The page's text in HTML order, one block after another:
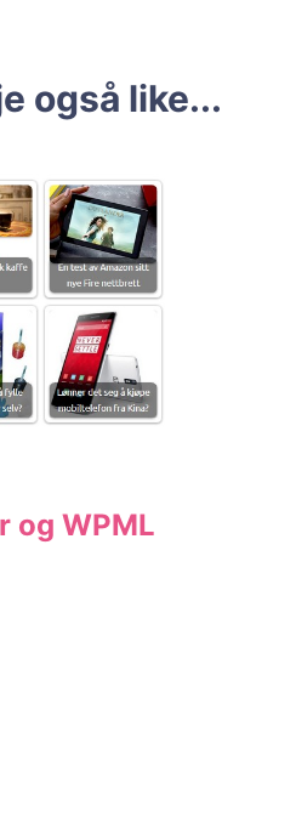
også like...
og WPML